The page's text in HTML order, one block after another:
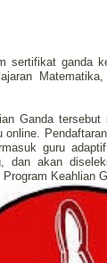
sertifikat ganda
Ganda
guru
dan akan
Keahlian